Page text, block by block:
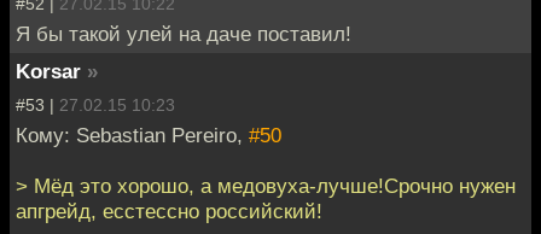
#52 | 27.02.15 10:22
Я бы такой улей на даче поставил!
Korsar »
#53 | 27.02.15 10:23
Кому: Sebastian Pereiro, #50
> Мёд это хорошо, а медовуха-лучше!Срочно нужен
апгрейд, есстессно российский!